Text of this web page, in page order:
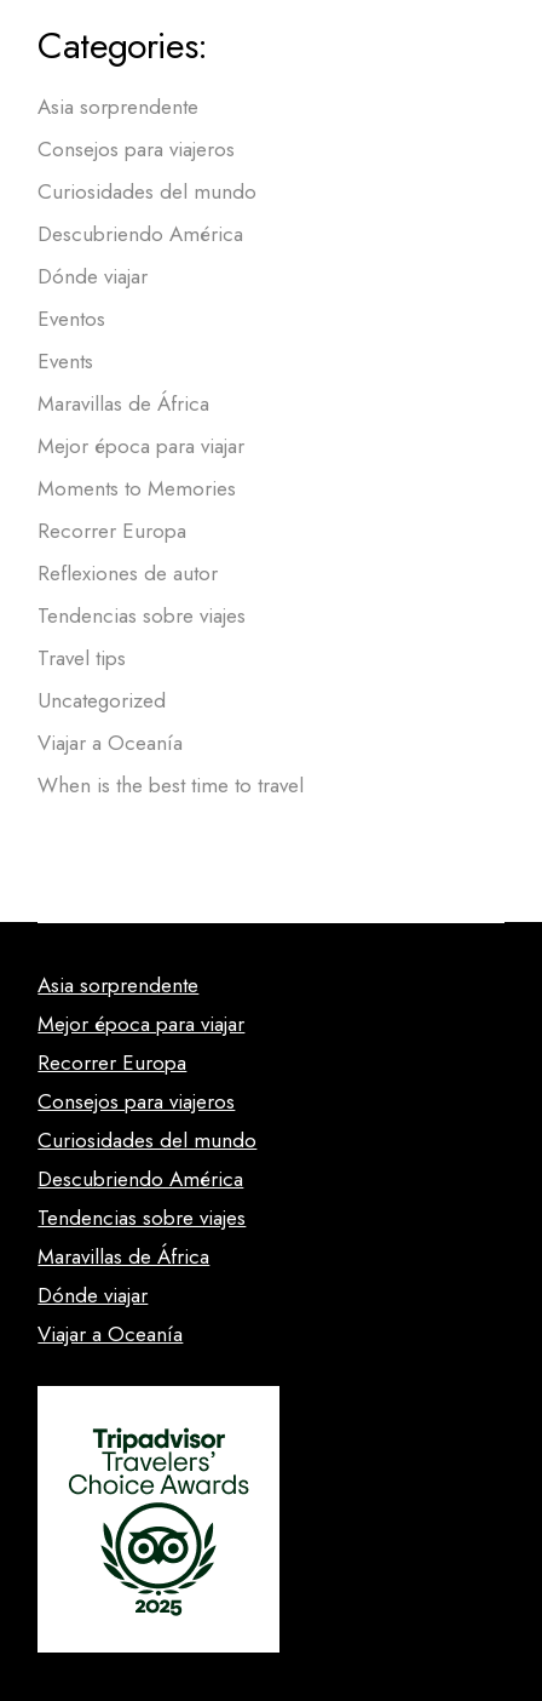
Categories:
Asia sorprendente
Consejos para viajeros
Curiosidades del mundo
Descubriendo América
Dónde viajar
Eventos
Events
Maravillas de África
Mejor época para viajar
Moments to Memories
Recorrer Europa
Reflexiones de autor
Tendencias sobre viajes
Travel tips
Uncategorized
Viajar a Oceanía
When is the best time to travel
Asia sorprendente
Mejor época para viajar
Recorrer Europa
Consejos para viajeros
Curiosidades del mundo
Descubriendo América
Tendencias sobre viajes
Maravillas de África
Dónde viajar
Viajar a Oceanía